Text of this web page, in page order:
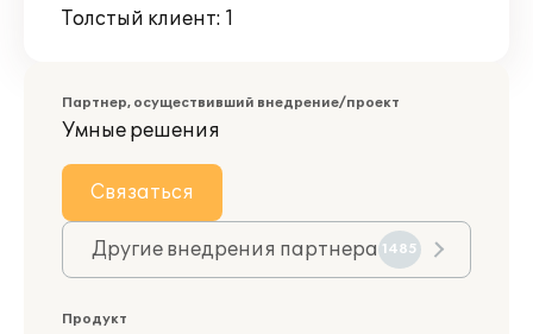
Толстый клиент: 1
Партнер, осуществивший внедрение/проект
Умные решения
Связаться
Другие внедрения партнера 1485
Продукт